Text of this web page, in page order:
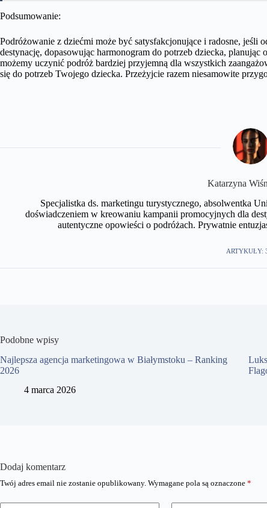
Podsumowanie:
Podróżowanie z dziećmi może być satysfakcjonujące i radosne, jeśli
destynację, dopasowując harmonogram do potrzeb dziecka,
możemy uczynić podróż bardziej przyjemną dla wszystkich
się do potrzeb Twojego dziecka. Przeżyjcie razem niesamowite
Katarzyna
Specjalistka ds. marketingu turystycznego, absolwentka
doświadczeniem w kreowaniu kampanii promocyjnych dla
autentyczne opowieści o podróżach. Prywatnie
ARTYKUŁY:
Podobne wpisy
Najlepsza agencja marketingowa w Białymstoku – Ranking
2026
4 marca 2026
Dodaj komentarz
Twój adres email nie zostanie opublikowany. Wymagane pola są oznaczone *